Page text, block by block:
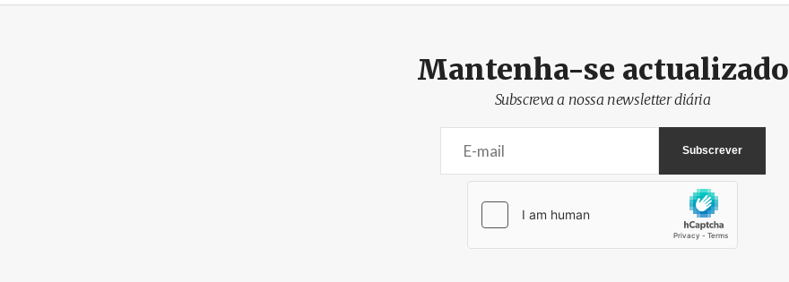
Mantenha-se actualizado
Subscreva a nossa newsletter diária